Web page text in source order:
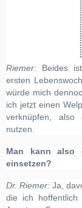
Riemer:
Beides
ersten
würde mich
ich jetzt einen
verknüpfen, also
nutzen.
Man kann also
einsetzen?
Dr. Riemer: Ja,
die ich